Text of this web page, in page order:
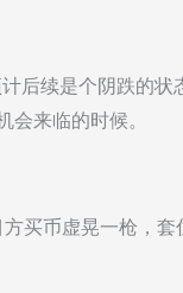
后续是个阴跌的状
会来临的时候。
买币虚晃一枪，套